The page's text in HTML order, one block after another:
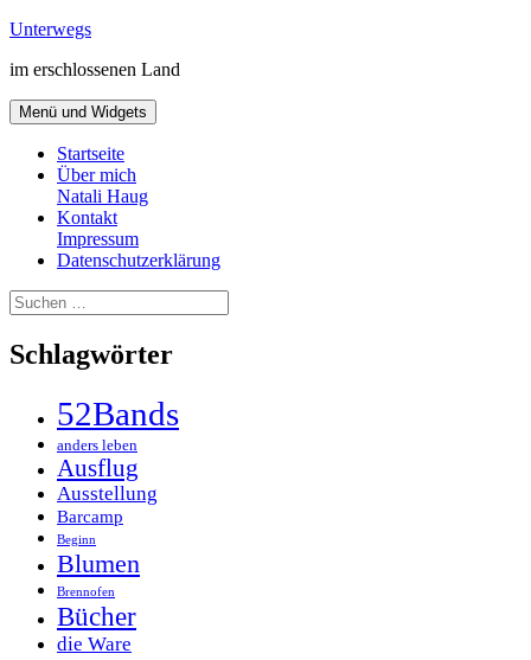
Zum
springen
Unterwegs
im erschlossenen Land
Menü und Widgets
Startseite
Über mich
Natali Haug
Kontakt
Impressum
Datenschutzerklärung
Suchen
nach:
Schlagwörter
52Bands
anders leben
Ausflug
Ausstellung
Barcamp
Beginn
Blumen
Brennofen
Bücher
die Ware